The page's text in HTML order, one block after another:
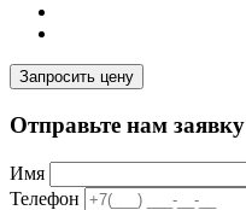
Запросить цену
Отправьте нам заявку
Имя
Телефон